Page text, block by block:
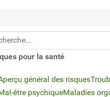
pour la santé
général des risques
être psychiqueMaladies